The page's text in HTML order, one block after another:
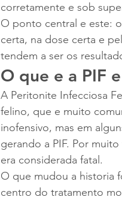
corretamente e sob
O ponto central e este:
certa, na dose certa e
tendem a ser os
O que e a PIF
A Peritonite Infecciosa
felino, que e muito
inofensivo, mas em
gerando a PIF. Por
era considerada fatal.
O que mudou a historia
centro do tratamento